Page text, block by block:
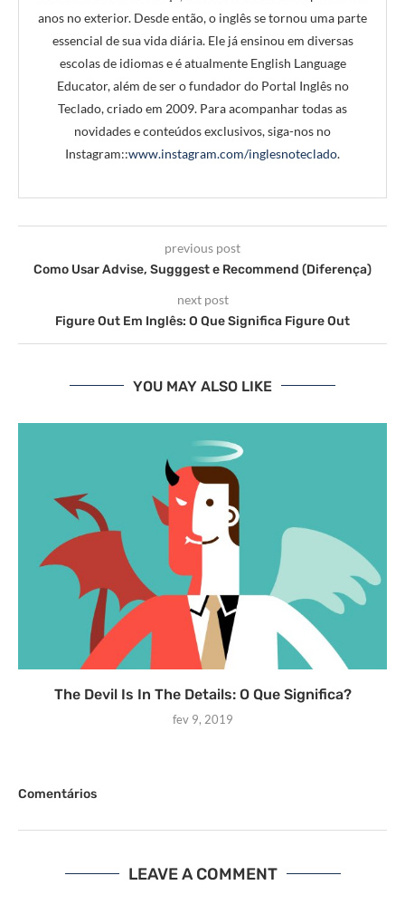
anos no exterior. Desde então, o inglês se tornou uma parte
essencial de sua vida diária. Ele já ensinou em diversas
escolas de idiomas e é atualmente English Language
Educator, além de ser o fundador do Portal Inglês no
Teclado, criado em 2009. Para acompanhar todas as
novidades e conteúdos exclusivos, siga-nos no
Instagram::www.instagram.com/inglesnoteclado.
previous post
Como Usar Advise, Sugggest e Recommend (Diferença)
next post
Figure Out Em Inglês: O Que Significa Figure Out
YOU MAY ALSO LIKE
The Devil Is In The Details: O Que Significa?
fev 9, 2019
Comentários
LEAVE A COMMENT